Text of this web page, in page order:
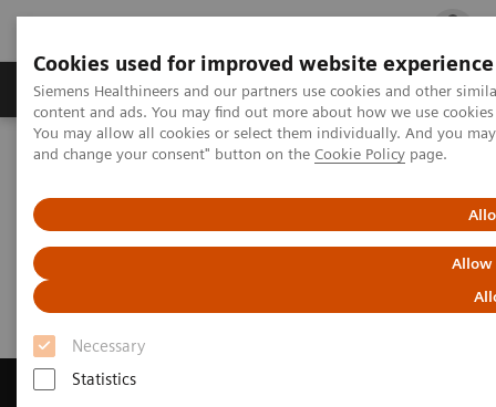
Cookies used for improved website experience
Siemens Healthineers and our partners use cookies and other
content and ads. You may find out more about how we use
You may allow all cookies or select them individually. And you
and change your consent" button on the Cookie Policy page.
Allow
Necessary
Statistics
Ürün ve Hizmetler Öne Çıkanlar Sağlık
Siemens Healthineers Türkiye
Tıbbi Görüntüleme
Request a Quote